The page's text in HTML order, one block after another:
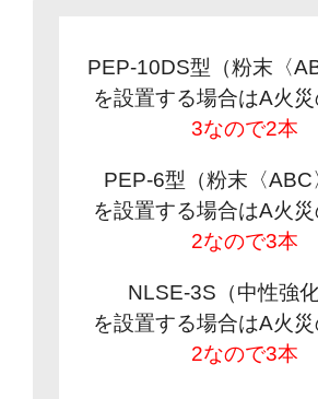
PEP-10DS型（粉末〈
を設置する場合はA火
3なので2本
PEP-6型（粉末〈ABC
を設置する場合はA火
2なので3本
NLSE-3S（中性強化
を設置する場合はA火
2なので3本